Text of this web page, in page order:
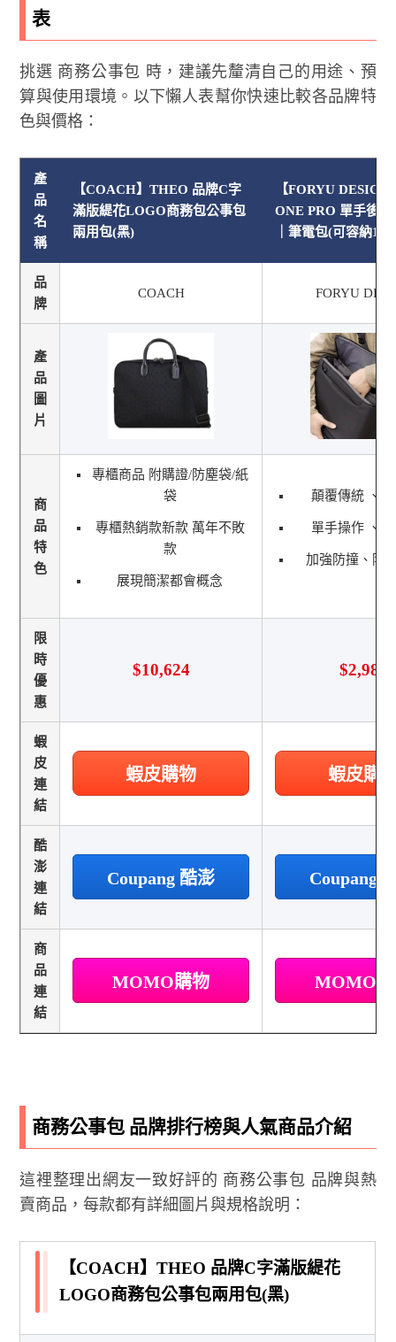
表
挑選 商務公事包 時，建議先釐清自己的用途、預
算與使用環境。以下懶人表幫你快速比較各品牌特
色與價格：
產
品
名
稱
【COACH】THEO 品牌C字
滿版緹花LOGO商務包公事包
兩用包(黑)
【FORYU DESIGN
ONE PRO 單手後
｜筆電包(可容納18
品
牌
COACH FORYU
產
品
圖
片
商
品
特
色
專櫃商品 附購證/防塵袋/紙
袋
專櫃熱銷款新款 萬年不敗
款
展現簡潔都會概念
顛覆傳統 、
單手操作 、
加強防撞、防
限
時
優
惠
$10,624 $2,980
蝦
皮
連
結
蝦皮購物 蝦皮購
酷
澎
連
結
Coupang 酷澎 Coupang
商
品
連
結
MOMO購物 MOMO
商務公事包 品牌排行榜與人氣商品介紹
這裡整理出網友一致好評的 商務公事包 品牌與熱
賣商品，每款都有詳細圖片與規格說明：
【COACH】THEO 品牌C字滿版緹花
LOGO商務包公事包兩用包(黑)